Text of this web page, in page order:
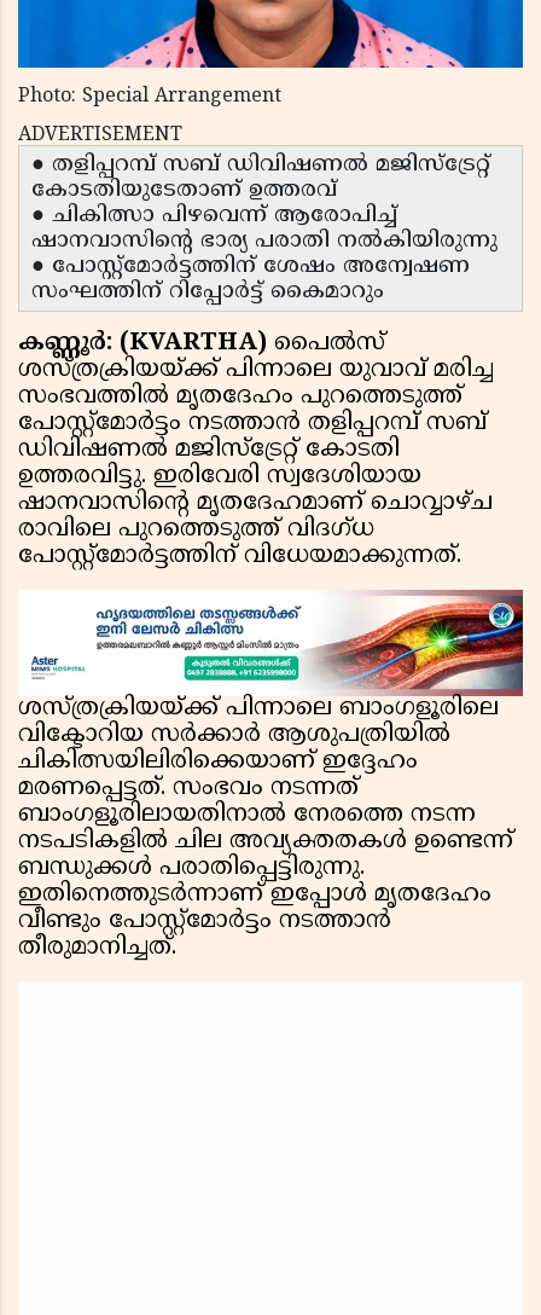
Photo: Special Arrangement
ADVERTISEMENT
● തളിപ്പറമ്പ് സബ് ഡിവിഷണൽ മജിസ്ട്രേറ്റ്
കോടതിയുടേതാണ് ഉത്തരവ്
● ചികിത്സാ പിഴവെന്ന് ആരോപിച്ച്
ഷാനവാസിന്റെ ഭാര്യ പരാതി നൽകിയിരുന്നു
● പോസ്റ്റ്മോർട്ടത്തിന് ശേഷം അന്വേഷണ
സംഘത്തിന് റിപ്പോർട്ട് കൈമാറും
കണ്ണൂർ: (KVARTHA) പൈൽസ്
ശസ്ത്രക്രിയയ്ക്ക് പിന്നാലെ യുവാവ് മരിച്ച
സംഭവത്തിൽ മൃതദേഹം പുറത്തെടുത്ത്
പോസ്റ്റ്മോർട്ടം നടത്താൻ തളിപ്പറമ്പ് സബ്
ഡിവിഷണൽ മജിസ്ട്രേറ്റ് കോടതി
ഉത്തരവിട്ടു. ഇരിവേരി സ്വദേശിയായ
ഷാനവാസിൻ്റെ മൃതദേഹമാണ് ചൊവ്വാഴ്ച
രാവിലെ പുറത്തെടുത്ത് വിദഗ്ധ
പോസ്റ്റ്മോർട്ടത്തിന് വിധേയമാക്കുന്നത്.
ശസ്ത്രക്രിയയ്ക്ക് പിന്നാലെ ബാംഗളൂരിലെ
വിക്ടോറിയ സർക്കാർ ആശുപത്രിയിൽ
ചികിത്സയിലിരിക്കെയാണ് ഇദ്ദേഹം
മരണപ്പെട്ടത്. സംഭവം നടന്നത്
ബാംഗളൂരിലായതിനാൽ നേരത്തെ നടന്ന
നടപടികളിൽ ചില അവ്യക്തതകൾ ഉണ്ടെന്ന്
ബന്ധുക്കൾ പരാതിപ്പെട്ടിരുന്നു.
ഇതിനെത്തുടർന്നാണ് ഇപ്പോൾ മൃതദേഹം
വീണ്ടും പോസ്റ്റ്മോർട്ടം നടത്താൻ
തീരുമാനിച്ചത്.